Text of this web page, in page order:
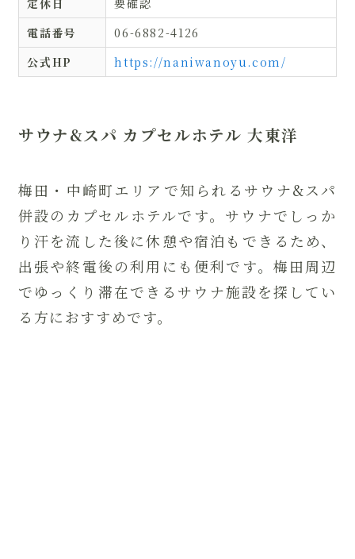
定休日
要確認
電話番号
06-6882-4126
公式HP
https://naniwanoyu.com/
サウナ&スパ カプセルホテル 大東洋
梅田・中崎町エリアで知られるサウナ&スパ
併設のカプセルホテルです。サウナでしっか
り汗を流した後に休憩や宿泊もできるため、
出張や終電後の利用にも便利です。梅田周辺
でゆっくり滞在できるサウナ施設を探してい
る方におすすめです。